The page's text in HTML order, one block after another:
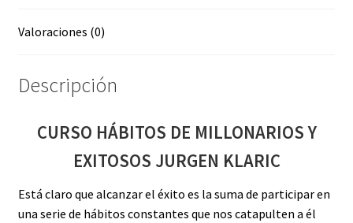
Valoraciones (0)
Descripción
CURSO HÁBITOS DE MILLONARIOS Y
EXITOSOS JURGEN KLARIC
Está claro que alcanzar el éxito es la suma de participar en
una serie de hábitos constantes que nos catapulten a él